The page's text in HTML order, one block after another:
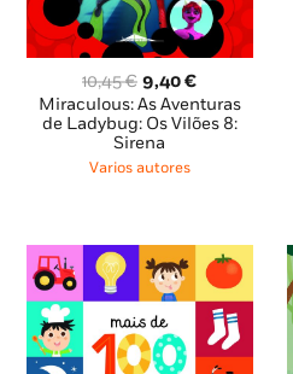
10,45€ O
preço
original
era:
10,45 €.
9,40€O
preço
atual
Miraculous: As Aventuras
de Ladybug: Os Vilões 8:
Sirena
Varios autores